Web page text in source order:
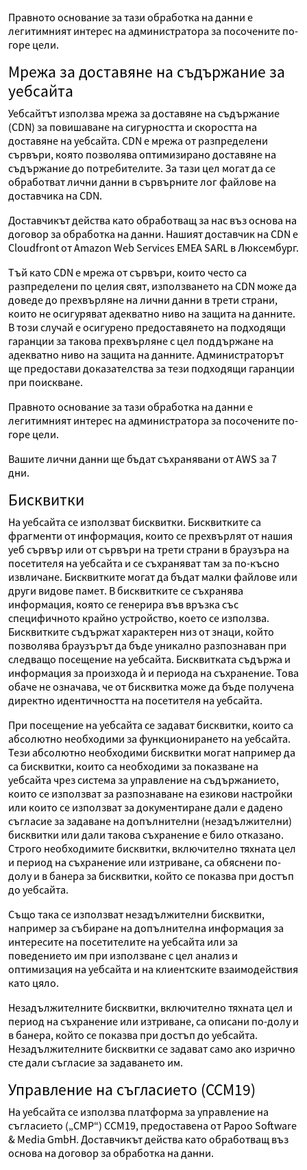
Правното основание за тази обработка на данни е
легитимният интерес на администратора за посочените по-
горе цели.
Мрежа за доставяне на съдържание за
уебсайта
Уебсайтът използва мрежа за доставяне на съдържание
(CDN) за повишаване на сигурността и скоростта на
доставяне на уебсайта. CDN е мрежа от разпределени
сървъри, която позволява оптимизирано доставяне на
съдържание до потребителите. За тази цел могат да се
обработват лични данни в сървърните лог файлове на
доставчика на CDN.
Доставчикът действа като обработващ за нас въз основа на
договор за обработка на данни. Нашият доставчик на CDN е
Cloudfront от Amazon Web Services EMEA SARL в Люксембург.
Тъй като CDN е мрежа от сървъри, които често са
разпределени по целия свят, използването на CDN може да
доведе до прехвърляне на лични данни в трети страни,
които не осигуряват адекватно ниво на защита на данните.
В този случай е осигурено предоставянето на подходящи
гаранции за такова прехвърляне с цел поддържане на
адекватно ниво на защита на данните. Администраторът
ще предостави доказателства за тези подходящи гаранции
при поискване.
Правното основание за тази обработка на данни е
легитимният интерес на администратора за посочените по-
горе цели.
Вашите лични данни ще бъдат съхранявани от AWS за 7
дни.
Бисквитки
На уебсайта се използват бисквитки. Бисквитките са
фрагменти от информация, които се прехвърлят от нашия
уеб сървър или от сървъри на трети страни в браузъра на
посетителя на уебсайта и се съхраняват там за по-късно
извличане. Бисквитките могат да бъдат малки файлове или
други видове памет. В бисквитките се съхранява
информация, която се генерира във връзка със
специфичното крайно устройство, което се използва.
Бисквитките съдържат характерен низ от знаци, който
позволява браузърът да бъде уникално разпознаван при
следващо посещение на уебсайта. Бисквитката съдържа и
информация за произхода ѝ и периода на съхранение. Това
обаче не означава, че от бисквитка може да бъде получена
директно идентичността на посетителя на уебсайта.
При посещение на уебсайта се задават бисквитки, които са
абсолютно необходими за функционирането на уебсайта.
Тези абсолютно необходими бисквитки могат например да
са бисквитки, които са необходими за показване на
уебсайта чрез система за управление на съдържанието,
които се използват за разпознаване на езикови настройки
или които се използват за документиране дали е дадено
съгласие за задаване на допълнителни (незадължителни)
бисквитки или дали такова съхранение е било отказано.
Строго необходимите бисквитки, включително тяхната цел
и период на съхранение или изтриване, са обяснени по-
долу и в банера за бисквитки, който се показва при достъп
до уебсайта.
Също така се използват незадължителни бисквитки,
например за събиране на допълнителна информация за
интересите на посетителите на уебсайта или за
поведението им при използване с цел анализ и
оптимизация на уебсайта и на клиентските взаимодействия
като цяло.
Незадължителните бисквитки, включително тяхната цел и
период на съхранение или изтриване, са описани по-долу и
в банера, който се показва при достъп до уебсайта.
Незадължителните бисквитки се задават само ако изрично
сте дали съгласие за задаването им.
Управление на съгласието (CCM19)
На уебсайта се използва платформа за управление на
съгласието („CMP“) CCM19, предоставена от Papoo Software
& Media GmbH. Доставчикът действа като обработващ въз
основа на договор за обработка на данни.